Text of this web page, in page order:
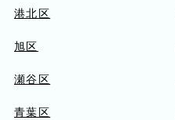
港北区
旭区
瀬谷区
青葉区